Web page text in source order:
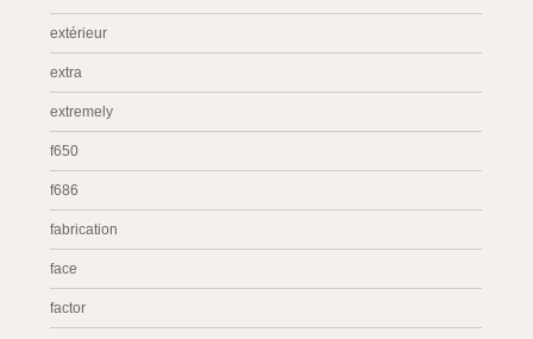
extérieur
extra
extremely
f650
f686
fabrication
face
factor